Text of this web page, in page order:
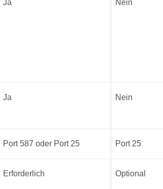
Ja Nein
Ja Nein
Port 587 oder Port 25 Port 25
Erforderlich Optional